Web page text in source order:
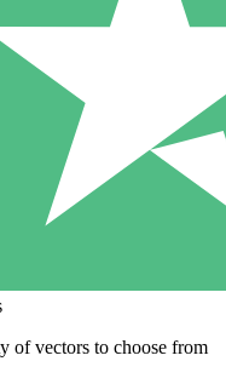
of vectors to choose from